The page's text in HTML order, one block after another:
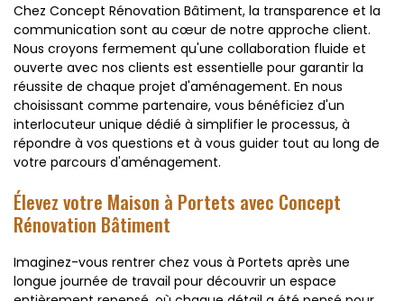
Chez Concept Rénovation Bâtiment, la transparence et la
communication sont au cœur de notre approche client.
Nous croyons fermement qu'une collaboration fluide et
ouverte avec nos clients est essentielle pour garantir la
réussite de chaque projet d'aménagement. En nous
choisissant comme partenaire, vous bénéficiez d'un
interlocuteur unique dédié à simplifier le processus, à
répondre à vos questions et à vous guider tout au long de
votre parcours d'aménagement.
Élevez votre Maison à Portets avec Concept
Rénovation Bâtiment
Imaginez-vous rentrer chez vous à Portets après une
longue journée de travail pour découvrir un espace